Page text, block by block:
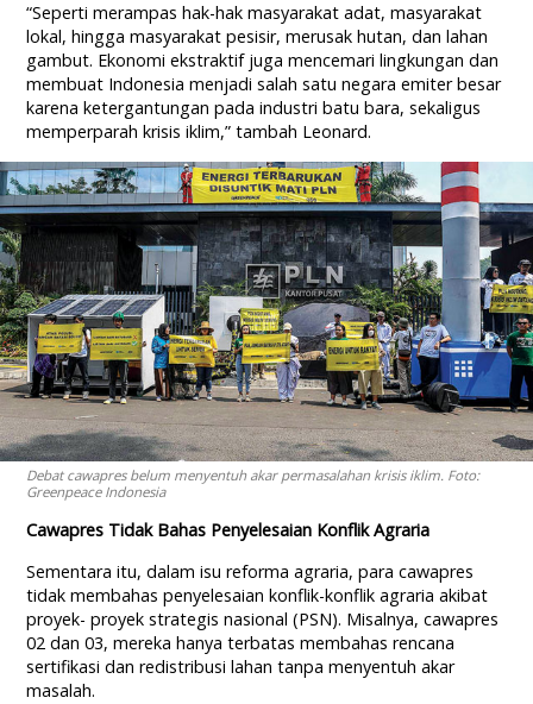
“Seperti merampas hak-hak masyarakat adat, masyarakat
lokal, hingga masyarakat pesisir, merusak hutan, dan lahan
gambut. Ekonomi ekstraktif juga mencemari lingkungan dan
membuat Indonesia menjadi salah satu negara emiter besar
karena ketergantungan pada industri batu bara, sekaligus
memperparah krisis iklim,” tambah Leonard.
Debat cawapres belum menyentuh akar permasalahan krisis iklim. Foto:
Greenpeace Indonesia
Cawapres Tidak Bahas Penyelesaian Konflik Agraria
Sementara itu, dalam isu reforma agraria, para cawapres
tidak membahas penyelesaian konflik-konflik agraria akibat
proyek- proyek strategis nasional (PSN). Misalnya, cawapres
02 dan 03, mereka hanya terbatas membahas rencana
sertifikasi dan redistribusi lahan tanpa menyentuh akar
masalah.